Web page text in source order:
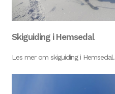
Skiguiding i Hemsedal
Les mer om skiguiding i Hemsedal.